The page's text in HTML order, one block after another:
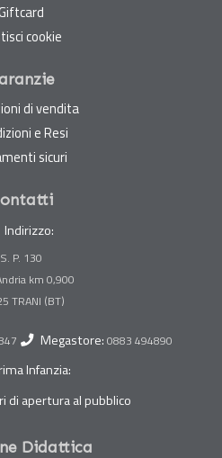
cookie
di vendita
e Resi
sicuri
Indirizzo:
S. P. 130
km 0,900
Megastore: 0883 494890
Infanzia:
di apertura al pubblico
Didattica